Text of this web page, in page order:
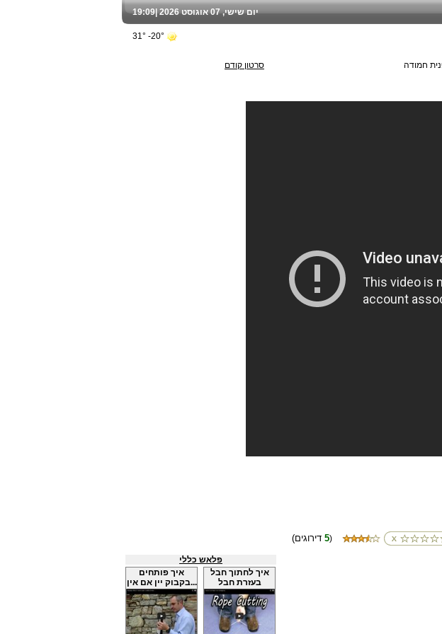
סרטון קודם חמודה
5)
פלאש כללי
איך פותחים
בקבוק יין אם אין...
איך לחתוך חבל
בעזרת חבל
19:09 יום שישי, 07 אוגוסט 2026 |
20°- 31°